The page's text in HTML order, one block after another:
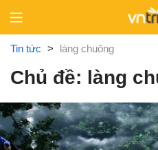
content
Tin tức > làng chuông
Chủ đề: làng